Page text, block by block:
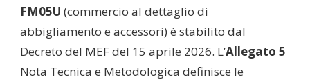
FM05U (commercio al dettaglio di
abbigliamento e accessori) è stabilito dal
Decreto del MEF del 15 aprile 2026. L’Allegato 5
Nota Tecnica e Metodologica definisce le